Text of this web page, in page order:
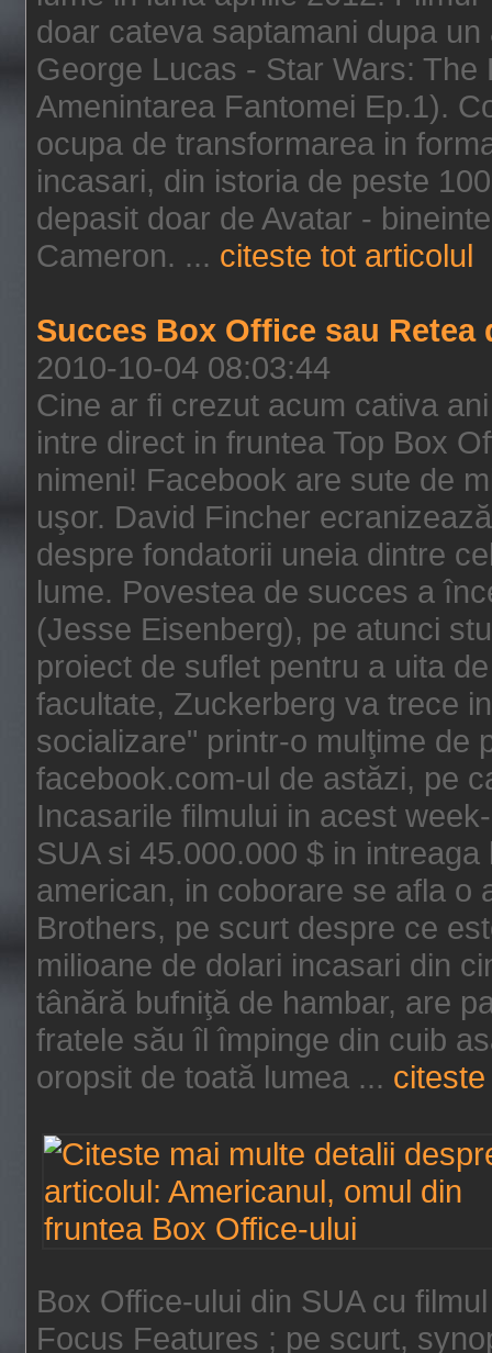
doar cateva saptamani dupa
George Lucas - Star Wars:
Amenintarea Fantomei Ep.1).
ocupa de transformarea in
incasari, din istoria de peste
depasit doar de Avatar -
Cameron. ... citeste tot articolul
Succes Box Office sau Retea
2010-10-04 08:03:44
Cine ar fi crezut acum cativa
intre direct in fruntea Top Box
nimeni! Facebook are sute de
uşor. David Fincher
despre fondatorii uneia dintre
lume. Povestea de succes a
(Jesse Eisenberg), pe atunci
proiect de suflet pentru a uita
facultate, Zuckerberg va trece
socializare" printr-o mulţime de
facebook.com-ul de astăzi, pe
Incasarile filmului in acest
SUA si 45.000.000 $ in
american, in coborare se afla o
Brothers, pe scurt despre ce
milioane de dolari incasari din
tânără bufniţă de hambar, are
fratele său îl împinge din cuib
oropsit de toată lumea ...
Box Office-ului din SUA cu
Focus Features ; pe scurt,